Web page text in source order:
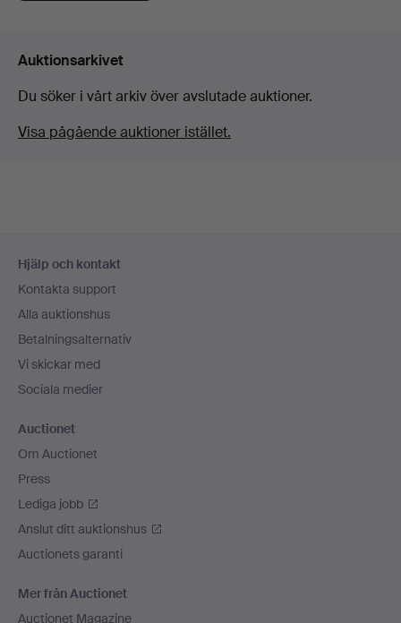
Auktionsarkivet
Du söker i vårt arkiv över avslutade auktioner.
Visa pågående auktioner istället.
Hjälp och kontakt
Kontakta support
Alla auktionshus
Betalningsalternativ
Vi skickar med
Sociala medier
Auctionet
Om Auctionet
Press
Lediga jobb
Anslut ditt auktionshus
Auctionets garanti
Mer från Auctionet
Auctionet Magazine